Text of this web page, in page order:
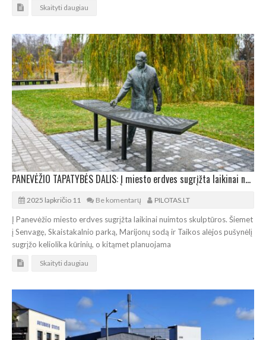
Skaityti daugiau
PANEVĖŽIO TAPATYBĖS DALIS: Į miesto erdves sugrįžta laikinai nuimtos skulptūros
2025 lapkričio 11 Be komentarų PILOTAS.LT
Į Panevėžio miesto erdves sugrįžta laikinai nuimtos skulptūros. Šiemet
į Senvagę, Skaistakalnio parką, Marijonų sodą ir Taikos alėjos pušynėlį
sugrįžo keliolika kūrinių, o kitąmet planuojama
Skaityti daugiau